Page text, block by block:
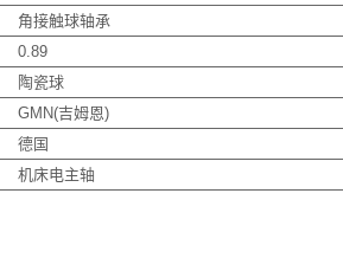
角接触球轴承
0.89
陶瓷球
GMN(吉姆恩)
德国
机床电主轴